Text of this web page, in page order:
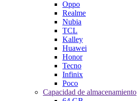
Oppo
Realme
Nubia
TCL
Kalley
Huawei
Honor
Tecno
Infinix
Poco
Capacidad de almacenamiento